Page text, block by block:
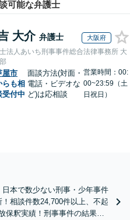
可能な弁護士
大介 弁護士 大阪府
法人あいち刑事事件総合法律事務所 大
屋市
らも相
受付中
面談方法(対面・
電話・ビデオな
ど)は応相談
営業時間：00:
00~23:59（土
日祝日）
日本で数少ない刑事・少年事件
相談件数24,700件以上、不起
保釈実績！刑事事件の結果は